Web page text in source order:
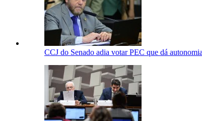
CCJ do Senado adia votar PEC que dá